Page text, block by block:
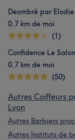
Deombré par
0,7 km de moi
(1)
Confidence Le
0,7 km de moi
(50)
Autres Coiffeurs
Lyon
Autres Barbiers
Autres Instituts de